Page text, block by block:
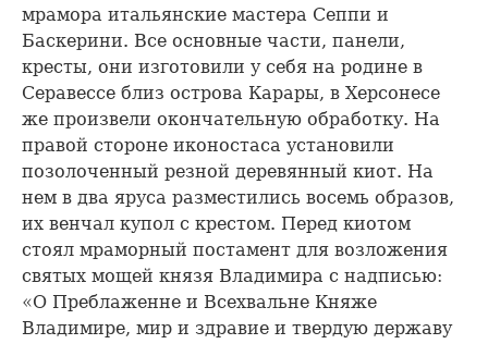
мрамора итальянские мастера Сеппи и
Баскерини. Все основные части, панели,
кресты, они изготовили у себя на родине в
Серавессе близ острова Карары, в Херсонесе
же произвели окончательную обработку. На
правой стороне иконостаса установили
позолоченный резной деревянный киот. На
нем в два яруса разместились восемь образов,
их венчал купол с крестом. Перед киотом
стоял мраморный постамент для возложения
святых мощей князя Владимира с надписью:
«О Преблаженне и Всехвальне Княже
Владимире, мир и здравие и твердую державу